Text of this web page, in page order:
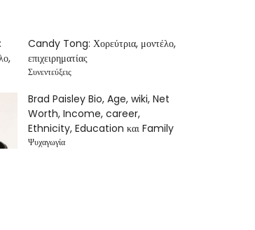
Candy Tong: Χορεύτρια, μοντέλο,
επιχειρηματίας
Συνεντεύξεις
Brad Paisley Bio, Age, wiki, Net
Worth, Income, career,
Ethnicity, Education και Family
Ψυχαγωγία